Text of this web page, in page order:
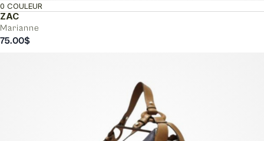
ZAC
Marianne
0 COULEUR
75.00$